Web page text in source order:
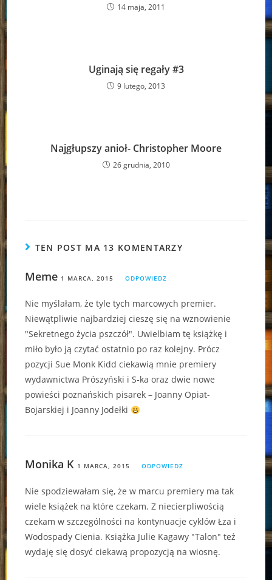
14 maja, 2011
Uginają się regały #3
9 lutego, 2013
Najgłupszy anioł- Christopher Moore
26 grudnia, 2010
TEN POST MA 13 KOMENTARZY
Meme 1 MARCA, 2015 ODPOWIEDZ
Nie myślałam, że tyle tych marcowych premier.
Niewątpliwie najbardziej cieszę się na wznowienie
"Sekretnego życia pszczół". Uwielbiam tę książkę i
miło było ją czytać ostatnio po raz kolejny. Prócz
pozycji Sue Monk Kidd ciekawią mnie premiery
wydawnictwa Prószyński i S-ka oraz dwie nowe
powieści poznańskich pisarek – Joanny Opiat-
Bojarskiej i Joanny Jodełki
Monika K 1 MARCA, 2015 ODPOWIEDZ
Nie spodziewałam się, że w marcu premiery ma tak
wiele książek na które czekam. Z niecierpliwością
czekam w szczególności na kontynuacje cyklów Łza i
Wodospady Cienia. Książka Julie Kagawy "Talon" też
wydaję się dosyć ciekawą propozycją na wiosnę.